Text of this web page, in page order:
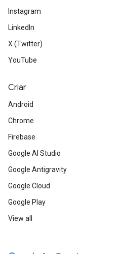
Instagram
LinkedIn
X (Twitter)
YouTube
Criar
Android
Chrome
Firebase
Google AI Studio
Google Antigravity
Google Cloud
Google Play
View all